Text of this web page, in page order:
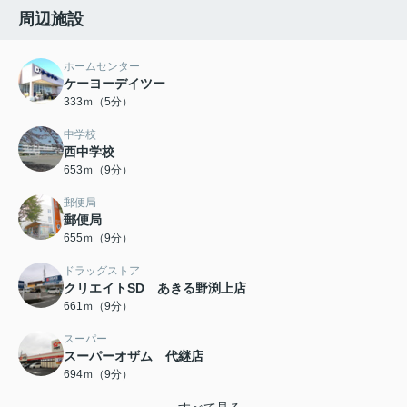
周辺施設
ホームセンター
ケーヨーデイツー
333ｍ（5分）
中学校
西中学校
653ｍ（9分）
郵便局
郵便局
655ｍ（9分）
ドラッグストア
クリエイトSD あきる野渕上店
661ｍ（9分）
スーパー
スーパーオザム 代継店
694ｍ（9分）